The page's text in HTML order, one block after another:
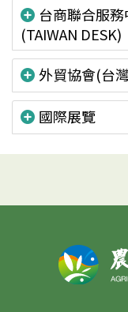
台商聯合服
(TAIWAN DESK)
外貿協會(台
國際展覽